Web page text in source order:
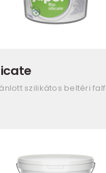
szilikátos beltéri